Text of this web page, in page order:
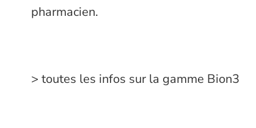
pharmacien.
> toutes les infos sur la gamme Bion3